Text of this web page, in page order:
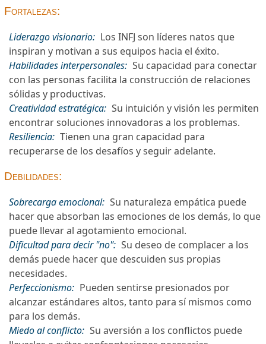
Fortalezas:
Liderazgo visionario: Los INFJ son líderes natos que
inspiran y motivan a sus equipos hacia el éxito.
Habilidades interpersonales: Su capacidad para conectar
con las personas facilita la construcción de relaciones
sólidas y productivas.
Creatividad estratégica: Su intuición y visión les permiten
encontrar soluciones innovadoras a los problemas.
Resiliencia: Tienen una gran capacidad para
recuperarse de los desafíos y seguir adelante.
Debilidades:
Sobrecarga emocional: Su naturaleza empática puede
hacer que absorban las emociones de los demás, lo que
puede llevar al agotamiento emocional.
Dificultad para decir "no": Su deseo de complacer a los
demás puede hacer que descuiden sus propias
necesidades.
Perfeccionismo: Pueden sentirse presionados por
alcanzar estándares altos, tanto para sí mismos como
para los demás.
Miedo al conflicto: Su aversión a los conflictos puede